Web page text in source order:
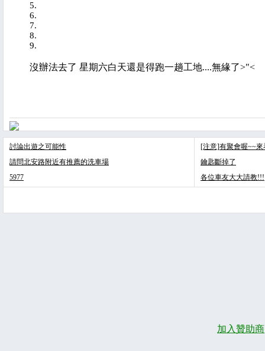
5.
6.
7.
8.
9.
沒辦法去了 星期六白天還是得跑一趟工地....無緣了>"<
討論出遊之可能性
請問北安路附近有推薦的洗車場
5977
[注意]有聚會喔~~來
鑰匙斷掉了
各位車友大大請教!!!
加入贊助商